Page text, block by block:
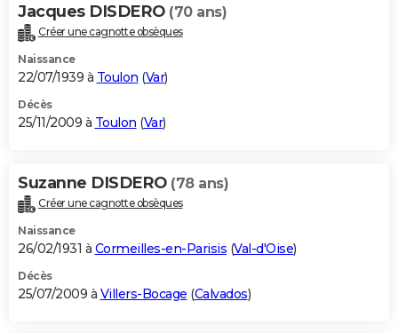
Jacques DISDERO (70 ans)
Créer une cagnotte obsèques
Naissance
22/07/1939 à Toulon (Var)
Décès
25/11/2009 à Toulon (Var)
Suzanne DISDERO (78 ans)
Créer une cagnotte obsèques
Naissance
26/02/1931 à Cormeilles-en-Parisis (Val-d'Oise)
Décès
25/07/2009 à Villers-Bocage (Calvados)